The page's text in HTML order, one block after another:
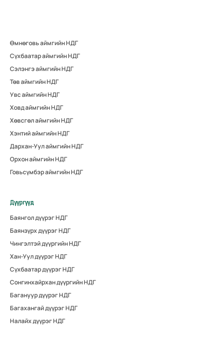
Өмнөговь аймгийн НДГ
Сүхбаатар аймгийн НДГ
Сэлэнгэ аймгийн НДГ
Төв аймгийн НДГ
Увс аймгийн НДГ
Ховд аймгийн НДГ
Хөвсгөл аймгийн НДГ
Хэнтий аймгийн НДГ
Дархан-Уул аймгийн НДГ
Орхон аймгийн НДГ
Говьсүмбэр аймгийн НДГ
Дүүргүүд
Баянгол дүүрэг НДГ
Баянзүрх дүүрэг НДГ
Чингэлтэй дүүргийн НДГ
Хан-Уул дүүрэг НДГ
Сүхбаатар дүүрэг НДГ
Сонгинхайрхан дүүргийн НДГ
Багануур дүүрэг НДГ
Багахангай дүүрэг НДГ
Налайх дүүрэг НДГ